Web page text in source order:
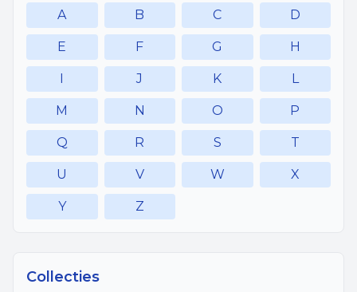
A B C D
E F G H
I J K L
M N O P
Q R S T
U V W X
Y Z
Collecties